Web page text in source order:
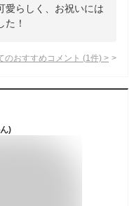
愛らしく、お祝いには
！
のおすすめコメント (1 件) >
)